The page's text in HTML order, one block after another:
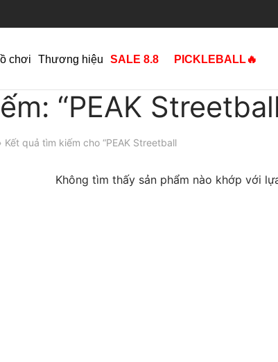
chơi Thương hiệu SALE 8.8 PICKLEBALL🔥
“PEAK
Kết quả tìm kiếm cho “PEAK Streetball
Không tìm thấy sản phẩm nào khớp với